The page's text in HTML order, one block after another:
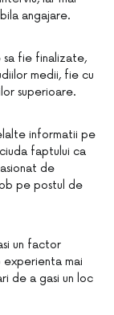
angajare.
fie finalizate,
medii, fie cu
superioare.
informatii pe
faptului ca
de
pe postul de
un factor
experienta mai
de a gasi un loc